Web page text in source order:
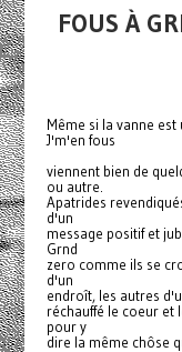
FOUS À
Même si la vanne
J'm'en fous
viennent bien de
ou autre.
Apatrides
d'un
message positif et
Grnd
zero comme ils se
d'un
endroît, les autres
réchauffé le coeur et
pour y
dire la même chôse